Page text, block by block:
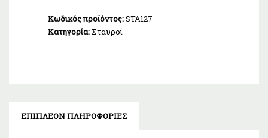
Κωδικός προϊόντος:STA127
Κατηγορία: Σταυροί
ΕΠΙΠΛΈΟΝ ΠΛΗΡΟΦΟΡΊΕΣ